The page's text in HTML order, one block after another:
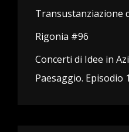
Transustanziazione
Rigonia #96
Concerti di Idee in
Paesaggio. Episodio 1